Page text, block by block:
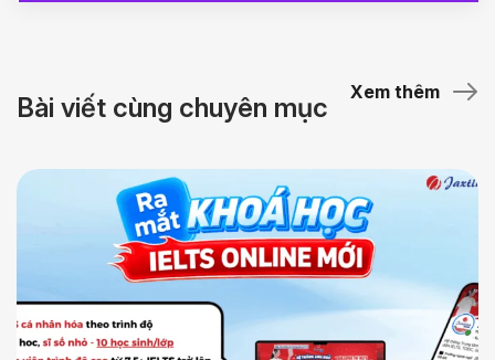
Bài viết cùng chuyên mục
Xem thêm